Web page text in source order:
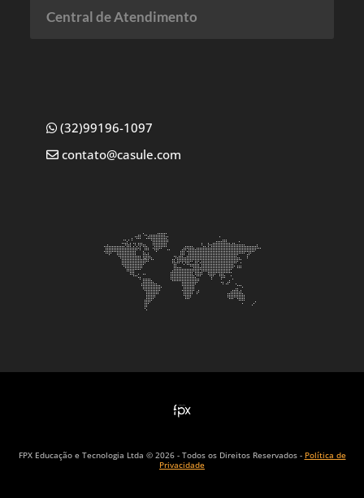
Central de Atendimento
(32)99196-1097
contato@casule.com
FPX Educação e Tecnologia Ltda © 2026 - Todos os Direitos Reservados - Política de
Privacidade